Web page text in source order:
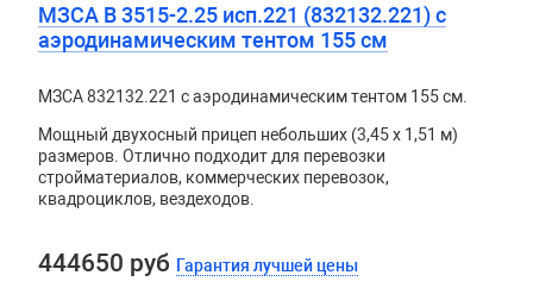
МЗСА B 3515-2.25 исп.221 (832132.221) с
аэродинамическим тентом 155 см
МЗСА 832132.221 с аэродинамическим тентом 155 см.
Мощный двухосный прицеп небольших (3,45 х 1,51 м)
размеров. Отлично подходит для перевозки
стройматериалов, коммерческих перевозок,
квадроциклов, вездеходов.
444650 руб Гарантия лучшей цены